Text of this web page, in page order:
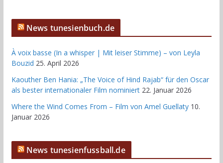
News tunesienbuch.de
À voix basse (In a whisper | Mit leiser Stimme) – von Leyla
Bouzid 25. April 2026
Kaouther Ben Hania: „The Voice of Hind Rajab“ für den Oscar
als bester internationaler Film nominiert 22. Januar 2026
Where the Wind Comes From – Film von Amel Guellaty 10.
Januar 2026
News tunesienfussball.de